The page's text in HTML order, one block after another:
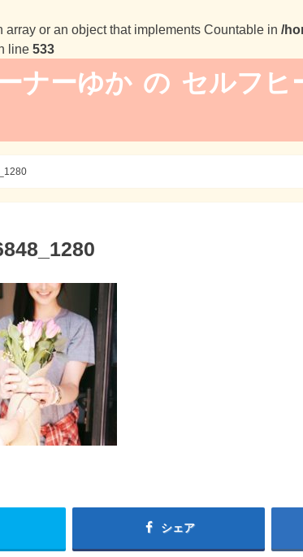
array or an object that implements Countable in /
line 533
ナーゆか の セルフヒ
シェア